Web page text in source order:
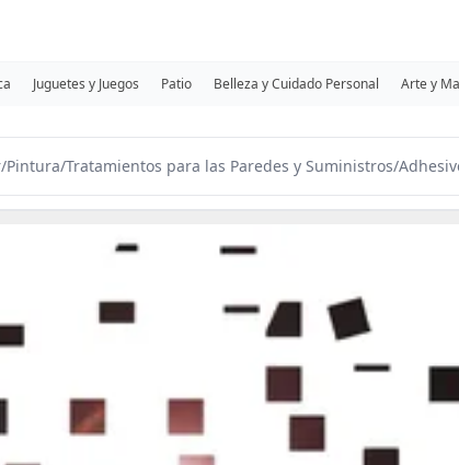
Juguetes y Juegos Patio Belleza y Cuidado Personal Arte y
/Pintura/Tratamientos para las Paredes y Suministros/